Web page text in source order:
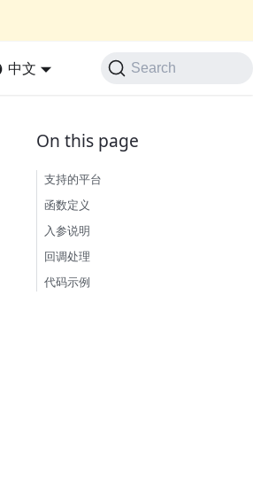
中文 Search
支持的平台
函数定义
入参说明
回调处理
代码示例